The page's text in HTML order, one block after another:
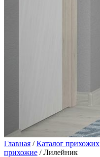
Главная /Каталог прихожих
прихожие / Лилейник